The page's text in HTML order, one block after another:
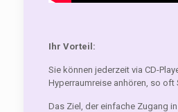
Ihr Vorteil:
Sie können jederzeit via CD-
Hyperraumreise anhören, so oft
Das Ziel, der einfache Zugang